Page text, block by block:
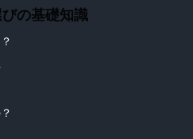
の基礎知識